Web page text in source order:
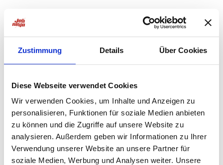
Zustimmung Details Über Cookies
Diese Webseite verwendet Cookies
Wir verwenden Cookies, um Inhalte und Anzeigen zu
personalisieren, Funktionen für soziale Medien anbieten
zu können und die Zugriffe auf unsere Website zu
analysieren. Außerdem geben wir Informationen zu Ihrer
Verwendung unserer Website an unsere Partner für
soziale Medien, Werbung und Analysen weiter. Unsere